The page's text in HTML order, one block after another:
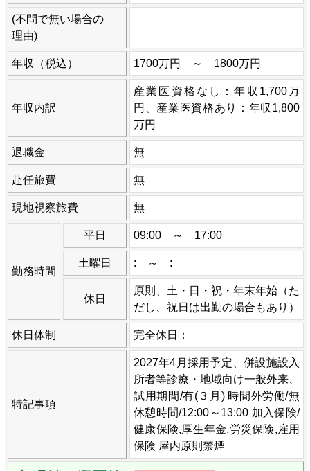
(不問で無い場合の
理由)
年収（税込） 1700万円 ～ 1800万円
年収内訳
産業医資格なし：年収1,700万
円、産業医資格あり：年収1,800
万円
退職金 無
赴任旅費 無
現地視察旅費 無
勤務時間
平日 09:00 ～ 17:00
土曜日 : ～ :
休日
原則、土・日・祝・年末年始（た
だし、祝日は出勤の場合もあり）
休日体制 完全休日：
特記事項
2027年4月採用予定、併設施設入
所者等診療・地域向け一般外来、
試用期間/有(３月) 時間外労働/無
休憩時間/12:00～13:00 加入保険/
健康保険,厚生年金,労災保険,雇用
保険 屋内原則禁煙